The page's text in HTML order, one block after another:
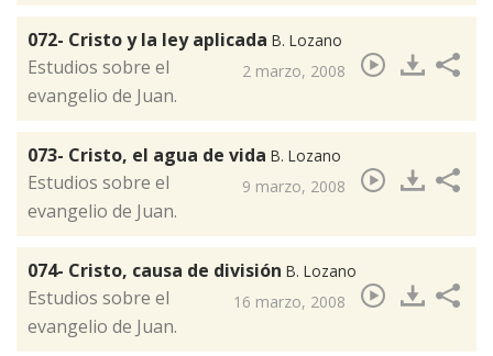
072- Cristo y la ley aplicada B. Lozano
2 marzo, 2008
​Estudios sobre el
evangelio de Juan.
073- Cristo, el agua de vida B. Lozano
9 marzo, 2008
​Estudios sobre el
evangelio de Juan.
074- Cristo, causa de división B. Lozano
16 marzo, 2008
​Estudios sobre el
evangelio de Juan.